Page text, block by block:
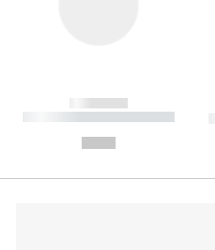
------------
----------- ----------- --------